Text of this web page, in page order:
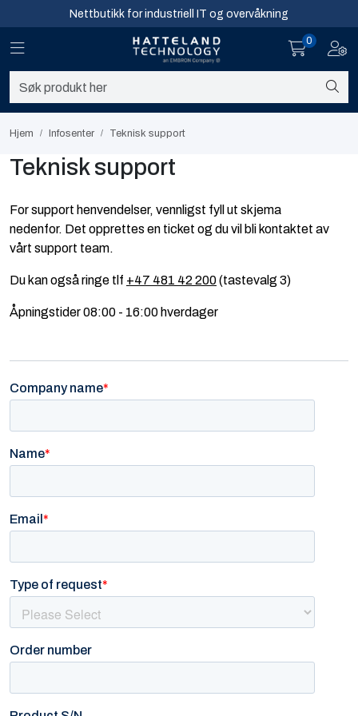
Skip to main contentNettbutikk for industriell IT og overvåkning
Toggle navigation
0
Hjem Infosenter Teknisk support
For support henvendelser, vennligst fyll ut skjema
nedenfor. Det opprettes en ticket og du vil bli kontaktet av
vårt support team.
Du kan også ringe tlf +47 481 42 200(tastevalg 3)
Åpningstider 08:00 - 16:00 hverdager
Teknisk support
Nettverk
Infosenter
Sikkerhet og overvåkning
Kurs og eventer